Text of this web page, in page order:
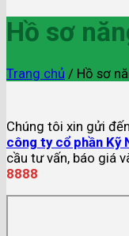
Hồ sơ
Trang chủ / Hồ sơ
Chúng tôi xin gửi
công ty cổ phần Kỹ
cầu tư vấn, báo giá
8888